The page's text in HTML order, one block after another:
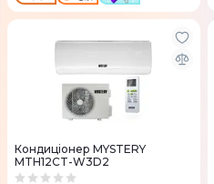
Кондиціонер MYSTERY
MTH12CT-W3D2